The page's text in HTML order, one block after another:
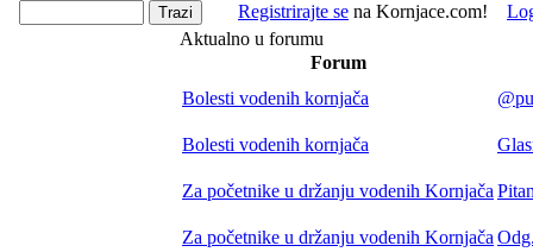
Registrirajte se na Kornjace.com!
Aktualno u forumu
Forum
Bolesti vodenih kornjača
Bolesti vodenih kornjača
Za početnike u držanju vodenih Kornjača
Za početnike u držanju vodenih Kornjača